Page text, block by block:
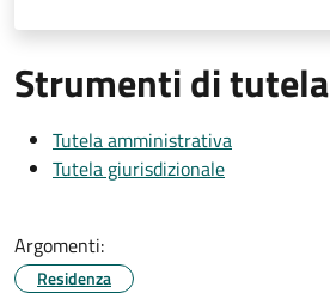
Strumenti di tutela
Tutela amministrativa
Tutela giurisdizionale
Argomenti:
Residenza